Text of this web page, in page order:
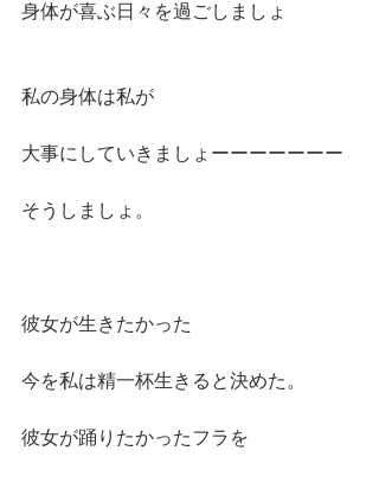
身体が喜ぶ日々を過ごしましょ
私の身体は私が
大事にしていきましょーーーーーーー
そうしましょ。
彼女が生きたかった
今を私は精一杯生きると決めた。
彼女が踊りたかったフラを